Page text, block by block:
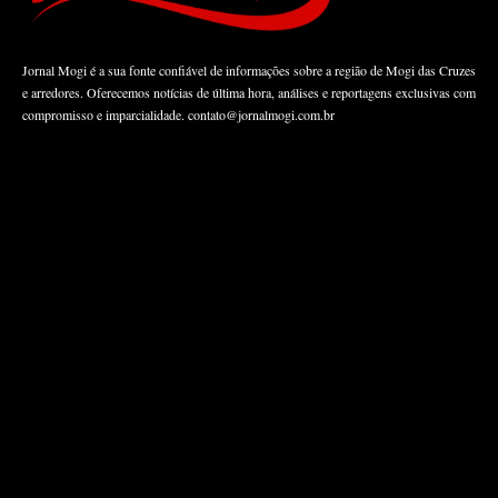
Jornal Mogi é a sua fonte confiável de informações sobre a região de Mogi das Cruzes
e arredores. Oferecemos notícias de última hora, análises e reportagens exclusivas com
compromisso e imparcialidade. contato@jornalmogi.com.br